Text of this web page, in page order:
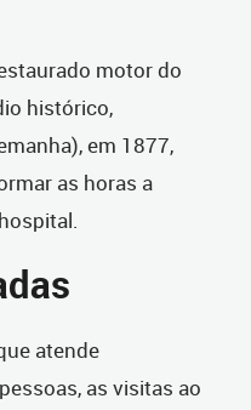
motor do
histórico,
em 1877,
as horas a
atende
as visitas ao